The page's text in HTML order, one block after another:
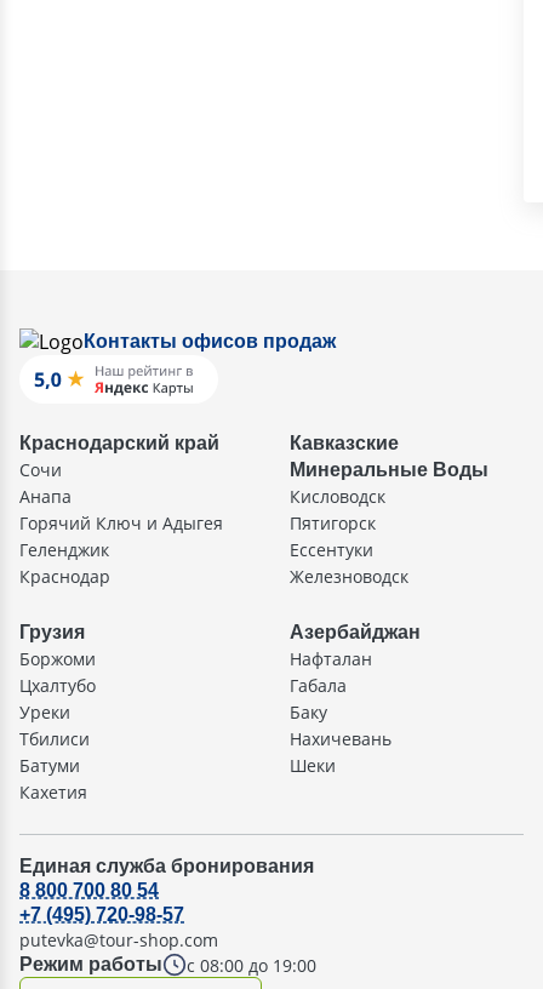
Контакты офисов продаж
Краснодарский край
Сочи
Анапа
Горячий Ключ и Адыгея
Геленджик
Краснодар
Кавказские
Минеральные Воды
Кисловодск
Пятигорск
Ессентуки
Железноводск
Грузия
Боржоми
Цхалтубо
Уреки
Тбилиси
Батуми
Кахетия
Азербайджан
Нафталан
Габала
Баку
Нахичевань
Шеки
Единая служба бронирования
Режим работы с 08:00 до 19:00
8 800 700 80 54
+7 (495) 720-98-57
putevka@tour-shop.com